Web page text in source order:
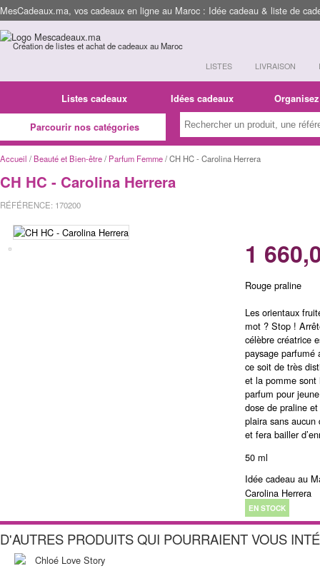
MesCadeaux.ma, vos cadeaux en ligne au Maroc : Idée cadeau & liste de
Création de listes et achat de cadeaux au Maroc
LISTES LIVRAISON
Listes cadeaux Idées cadeaux
Parcourir nos catégories
Accueil /Beauté et Bien-être/ Parfum Femme/ CH HC - Carolina Herrera
CH HC - Carolina Herrera
RÉFÉRENCE: 170200
1
Rouge praline
Les orientaux
mot ? Stop !
célèbre créatrice
paysage parfumé
ce soit de très
et la pomme sont
parfum pour
dose de praline
plaira sans
et fera bailler
50 ml
Idée cadeau au
Carolina Herrera
EN STOCK
D'AUTRES PRODUITS QUI POURRAIENT VOUS